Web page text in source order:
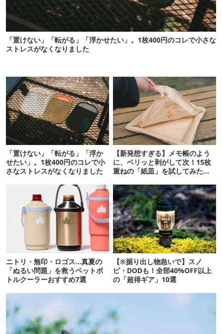
「置けない」「転がる」「浮かせたい」。1枚400円のコレで小さな
ストレスがなくなりました
「置けない」「転がる」「浮か
せたい」。1枚400円のコレで小
さなストレスがなくなりました
【新発想すぎる】メモ帳のよう
に、ベリッと剥がして次！15枚
重ねの「紙皿」を試してみた
ニトリ・無印・ロゴス…真夏の
「ぬるい問題」を救うペットボ
トルクーラーおすすめ7選
【※掘り出し物急いで】スノ
ピ・DODも！全部40%OFF以上
の「超得ギア」10選